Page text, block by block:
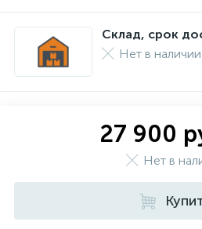
Склад, срок
Нет в наличии
27 900
Нет в